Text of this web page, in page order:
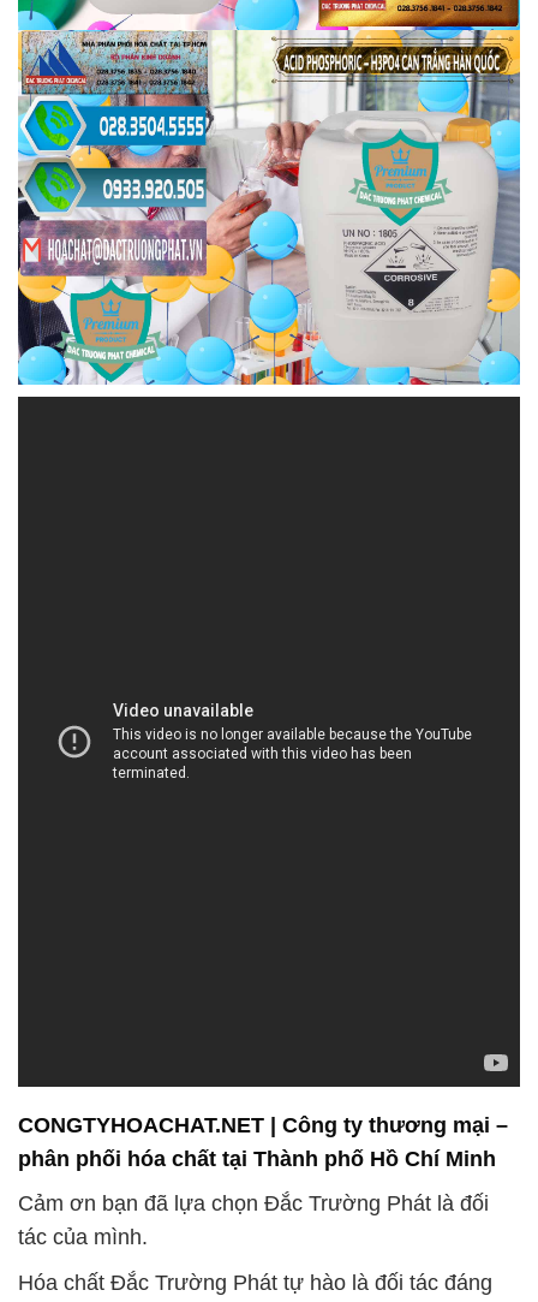
CONGTYHOACHAT.NET | Công ty thương mại –
phân phối hóa chất tại Thành phố Hồ Chí Minh
Cảm ơn bạn đã lựa chọn Đắc Trường Phát là đối
tác của mình.
Hóa chất Đắc Trường Phát tự hào là đối tác đáng